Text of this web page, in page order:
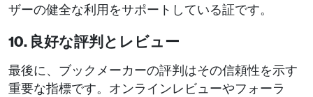
ザーの健全な利用をサポートしている証です。
10. 良好な評判とレビュー
最後に、ブックメーカーの評判はその信頼性を示す
重要な指標です。オンラインレビューやフォーラ